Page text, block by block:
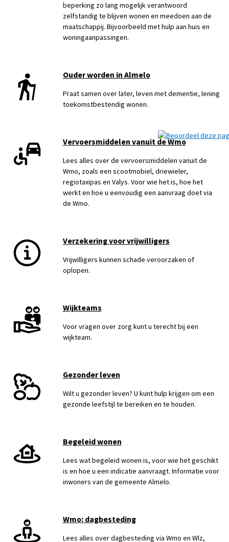
beperking zo lang mogelijk verantwoord
zelfstandig te blijven wonen en meedoen aan de
maatschappij. Bijvoorbeeld met hulp aan huis en
woningaanpassingen.
Ouder worden in Almelo
Praat samen over later, leven met dementie, lening
toekomstbestendig wonen.
Vervoersmiddelen vanuit de Wmo
Lees alles over de vervoersmiddelen vanuit de
Wmo, zoals een scootmobiel, driewieler,
regiotaxipas en Valys. Voor wie het is, hoe het
werkt en hoe u eenvoudig een aanvraag doet via
de Wmo.
Verzekering voor vrijwilligers
Vrijwilligers kunnen schade veroorzaken of
oplopen.
Wijkteams
Voor vragen over zorg kunt u terecht bij een
wijkteam.
Gezonder leven
Wilt u gezonder leven? U kunt hulp krijgen om een
gezonde leefstijl te bereiken en te houden.
Begeleid wonen
Lees wat begeleid wonen is, voor wie het geschikt
is en hoe u een indicatie aanvraagt. Informatie voor
inwoners van de gemeente Almelo.
Wmo: dagbesteding
Lees alles over dagbesteding via Wmo en Wlz,